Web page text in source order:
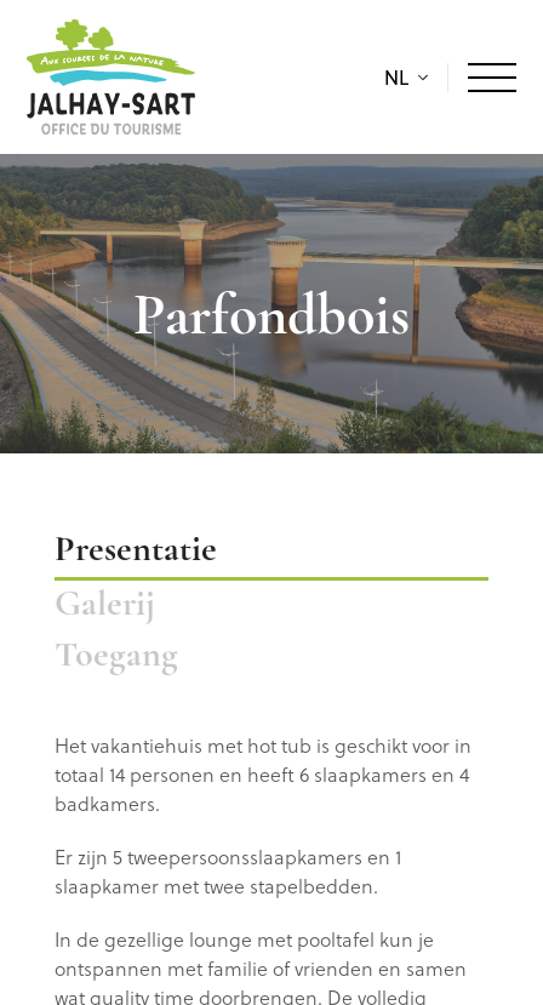
NL
Parfondbois
Presentatie
Galerij
Toegang
Het vakantiehuis met hot tub is geschikt voor in
totaal 14 personen en heeft 6 slaapkamers en 4
badkamers.
Er zijn 5 tweepersoonsslaapkamers en 1
slaapkamer met twee stapelbedden.
In de gezellige lounge met pooltafel kun je
ontspannen met familie of vrienden en samen
wat quality time doorbrengen. De volledig